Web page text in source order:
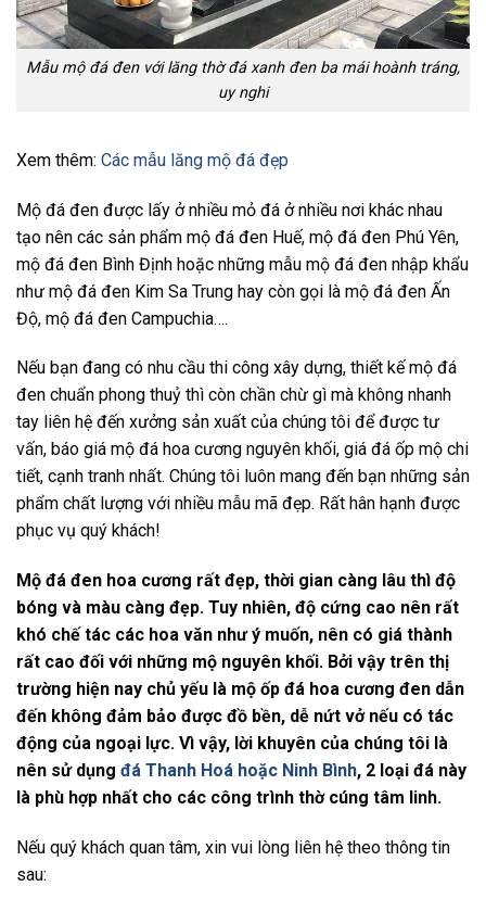
Mẫu mộ đá đen với lăng thờ đá xanh đen ba mái hoành tráng,
uy nghi
Xem thêm: Các mẫu lăng mộ đá đẹp
Mộ đá đen được lấy ở nhiều mỏ đá ở nhiều nơi khác nhau
tạo nên các sản phẩm mộ đá đen Huế, mộ đá đen Phú Yên,
mộ đá đen Bình Định hoặc những mẫu mộ đá đen nhập khẩu
như mộ đá đen Kim Sa Trung hay còn gọi là mộ đá đen Ấn
Độ, mộ đá đen Campuchia….
Nếu bạn đang có nhu cầu thi công xây dựng, thiết kế mộ đá
đen chuẩn phong thuỷ thì còn chần chừ gì mà không nhanh
tay liên hệ đến xưởng sản xuất của chúng tôi để được tư
vấn, báo giá mộ đá hoa cương nguyên khối, giá đá ốp mộ chi
tiết, cạnh tranh nhất. Chúng tôi luôn mang đến bạn những sản
phẩm chất lượng với nhiều mẫu mã đẹp. Rất hân hạnh được
phục vụ quý khách!
Mộ đá đen hoa cương rất đẹp, thời gian càng lâu thì độ
bóng và màu càng đẹp. Tuy nhiên, độ cứng cao nên rất
khó chế tác các hoa văn như ý muốn, nên có giá thành
rất cao đối với những mộ nguyên khối. Bởi vậy trên thị
trường hiện nay chủ yếu là mộ ốp đá hoa cương đen dẫn
đến không đảm bảo được đồ bền, dễ nứt vở nếu có tác
động của ngoại lực. Vì vậy, lời khuyên của chúng tôi là
nên sử dụng đá Thanh Hoá hoặc Ninh Bình, 2 loại đá này
là phù hợp nhất cho các công trình thờ cúng tâm linh.
Nếu quý khách quan tâm, xin vui lòng liên hệ theo thông tin
sau: